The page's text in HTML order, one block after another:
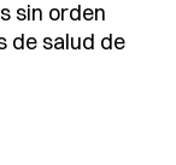
sin orden
de salud de